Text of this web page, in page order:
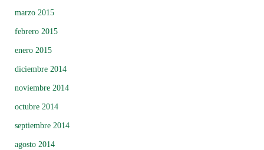
marzo 2015
febrero 2015
enero 2015
diciembre 2014
noviembre 2014
octubre 2014
septiembre 2014
agosto 2014